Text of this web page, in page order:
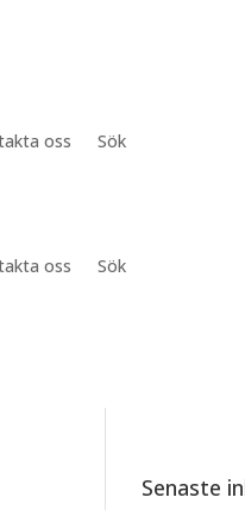
oss Sök
oss Sök
Senaste